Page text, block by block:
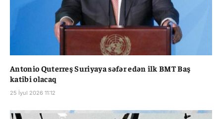
Antonio Quterreş Suriyaya səfər edən ilk BMT Baş
katibi olacaq
25 İyul 2026 11:12